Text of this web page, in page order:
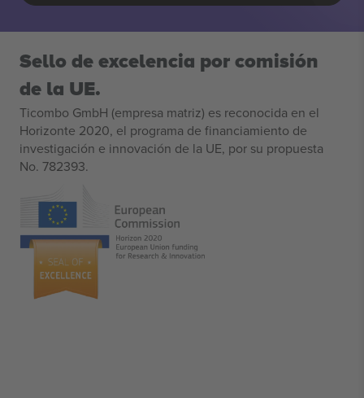
Sello de excelencia por comisión
de la UE.
Ticombo GmbH (empresa matriz) es reconocida en el
Horizonte 2020, el programa de financiamiento de
investigación e innovación de la UE, por su propuesta
No. 782393.